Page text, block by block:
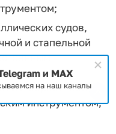
судов,
и стапельной
и обработкой
инструментом,
и MAX
на наш каналы